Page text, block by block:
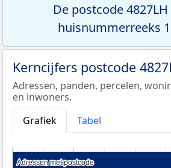
De postcode
huisnummerreeks
Kerncijfers postcode
Adressen, panden, percelen,
en inwoners.
Grafiek
Tabel
Adressen met postcode
Adressen met postcode